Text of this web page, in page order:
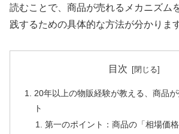
読むことで、商品が売れるメカニズム
践するための具体的な方法が分かります
目次
20年以上の物販経験が教える、商品
ト
第一のポイント：商品の「相場価